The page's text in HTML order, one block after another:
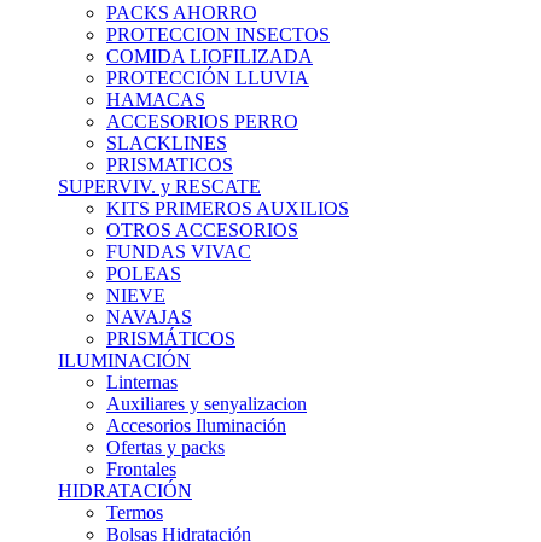
PACKS AHORRO
PROTECCION INSECTOS
COMIDA LIOFILIZADA
PROTECCIÓN LLUVIA
HAMACAS
ACCESORIOS PERRO
SLACKLINES
PRISMATICOS
SUPERVIV. y RESCATE
KITS PRIMEROS AUXILIOS
OTROS ACCESORIOS
FUNDAS VIVAC
POLEAS
NIEVE
NAVAJAS
PRISMÁTICOS
ILUMINACIÓN
Linternas
Auxiliares y senyalizacion
Accesorios Iluminación
Ofertas y packs
Frontales
HIDRATACIÓN
Termos
Bolsas Hidratación